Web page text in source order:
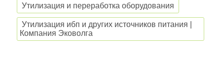
Утилизация и переработка оборудования
Утилизация ибп и других источников питания |
Компания Эковолга